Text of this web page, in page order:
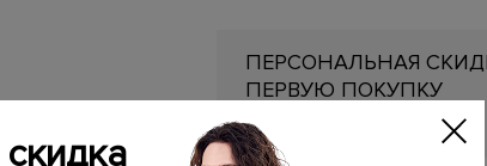
ПЕРСОНАЛЬНАЯ
ПЕРВУЮ ПОКУПКУ
Подробнее